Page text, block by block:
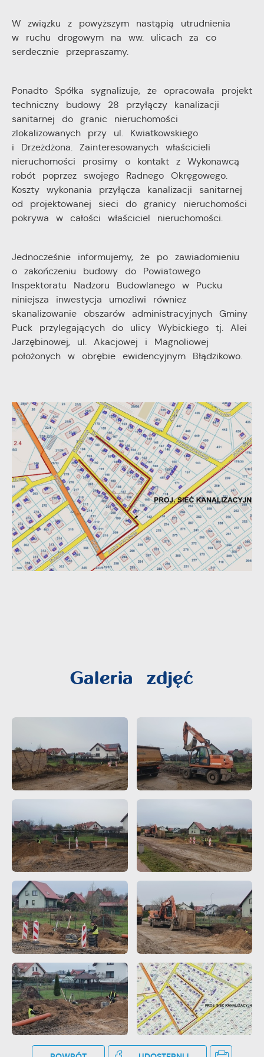
W związku z powyższym nastąpią utrudnienia
w ruchu drogowym na ww. ulicach za co
serdecznie przepraszamy.
Ponadto Spółka sygnalizuje, że opracowała projekt
techniczny budowy 28 przyłączy kanalizacji
sanitarnej do granic nieruchomości
zlokalizowanych przy ul. Kwiatkowskiego
i Drzeżdżona. Zainteresowanych właścicieli
nieruchomości prosimy o kontakt z Wykonawcą
robót poprzez swojego Radnego Okręgowego.
Koszty wykonania przyłącza kanalizacji sanitarnej
od projektowanej sieci do granicy nieruchomości
pokrywa w całości właściciel nieruchomości.
Jednocześnie informujemy, że po zawiadomieniu
o zakończeniu budowy do Powiatowego
Inspektoratu Nadzoru Budowlanego w Pucku
niniejsza inwestycja umożliwi również
skanalizowanie obszarów administracyjnych Gminy
Puck przylegających do ulicy Wybickiego tj. Alei
Jarzębinowej, ul. Akacjowej i Magnoliowej
położonych w obrębie ewidencyjnym Błądzikowo.
Galeria zdjęć
Wyrażenie zgody na analityczne pliki cookies
gwarantuje dostępność wszystkich funkcjonalności.
naszych partnerów.
Promocyjne pliki cookies służą do prezentowania Ci
przeglądanej witryny internetowej. Treści promocyjne
mogą pojawić się na stronach podmiotów trzecich lub
firm będących naszymi partnerami oraz innych
dostawców usług. Firmy te działają w charakterze
pośredników prezentujących nasze treści w postaci
wiadomości, ofert, komunikatów mediów
społecznościowych.
Więcej